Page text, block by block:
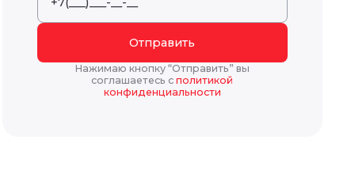
Отправить
Нажимаю кнопку “Отправить” вы
соглашаетесь сполитикой
конфиденциальности